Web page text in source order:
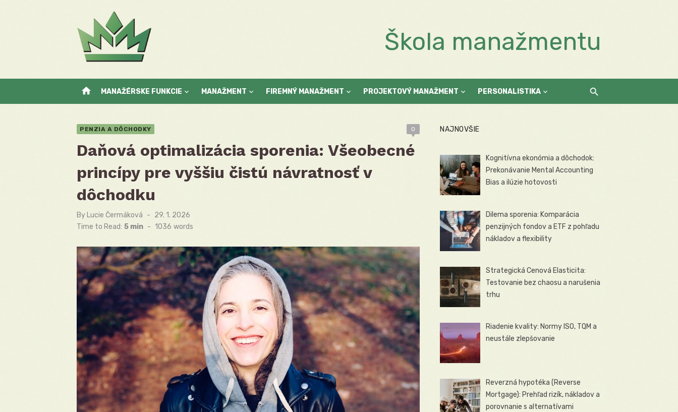
Škola manažmentu
home MANAŽÉRSKE FUNKCIE MANAŽMENT FIREMNÝ MANAŽMENT PROJEKTOVÝ MANAŽMENT PERSONALISTIKA
PENZIA A DÔCHODKY 0
Daňová optimalizácia sporenia: Všeobecné
princípy pre vyššiu čistú návratnosť v
dôchodku
By Lucie Čermáková
Posted
on
29. 1. 2026
Time to Read: 5 min - 1036 words
NAJNOVŠIE
Kognitívna ekonómia a dôchodok:
Prekonávanie Mental Accounting
Bias a ilúzie hotovosti
Dilema sporenia: Komparácia
penzijných fondov a ETF z pohľadu
nákladov a flexibility
Strategická Cenová Elasticita:
Testovanie bez chaosu a narušenia
trhu
Riadenie kvality: Normy ISO, TQM a
neustále zlepšovanie
Reverzná hypotéka (Reverse
Mortgage): Prehľad rizík, nákladov a
porovnanie s alternatívami